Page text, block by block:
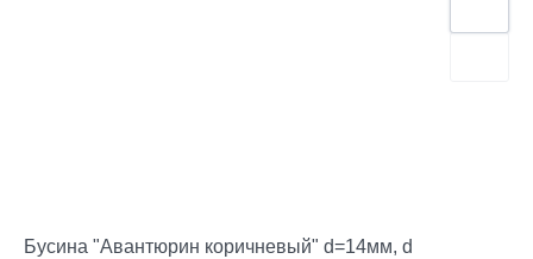
Бусина "Авантюрин коричневый" d=14мм, d